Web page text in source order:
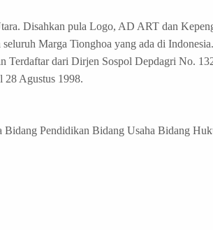
Disahkan pula Logo, AD ART dan
Marga Tionghoa yang ada di Indonesia.
Terdaftar dari Dirjen Sospol Depdagri No.
28 Agustus 1998.
Bidang Pendidikan Bidang Usaha Bidang